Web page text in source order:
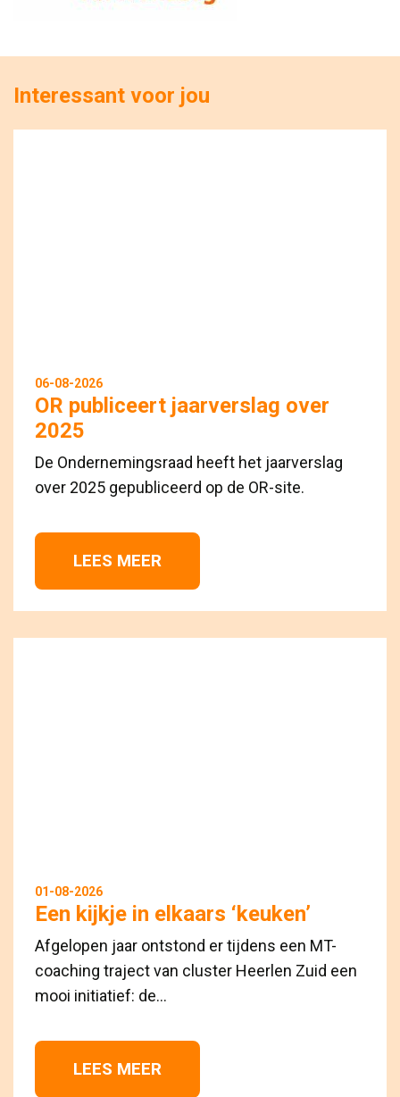
Interessant voor jou
06-08-2026
OR publiceert jaarverslag over
2025
De Ondernemingsraad heeft het jaarverslag
over 2025 gepubliceerd op de OR-site.
LEES MEER
01-08-2026
Een kijkje in elkaars ‘keuken’
Afgelopen jaar ontstond er tijdens een MT-
coaching traject van cluster Heerlen Zuid een
mooi initiatief: de...
LEES MEER